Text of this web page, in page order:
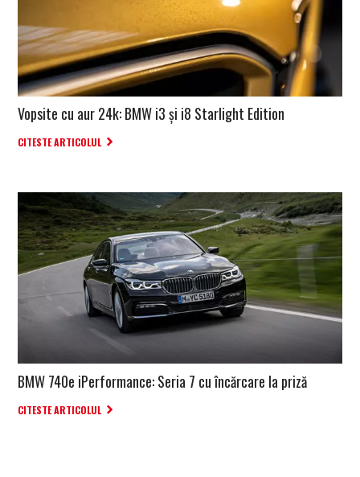
Vopsite cu aur 24k: BMW i3 și i8 Starlight Edition
CITESTE ARTICOLUL
BMW 740e iPerformance: Seria 7 cu încărcare la priză
CITESTE ARTICOLUL